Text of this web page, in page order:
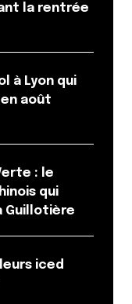
la rentrée
à Lyon qui
août
: le
qui
Guillotière
iced